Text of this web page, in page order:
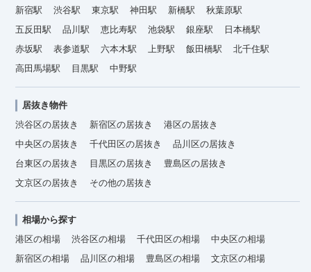
新宿駅
渋谷駅 東京駅 神田駅 新橋駅
秋葉原駅
五反田駅
品川駅 恵比寿駅 池袋駅 銀座駅
日本橋駅
赤坂駅
表参道駅 六本木駅 上野駅 飯田橋駅
北千住駅
高田馬場駅
目黒駅 中野駅
居抜き物件
渋谷区の居抜き
新宿区の居抜き
港区の居抜き
中央区の居抜き
千代田区の居抜き
品川区の居抜き
台東区の居抜き
目黒区の居抜き
豊島区の居抜き
文京区の居抜き
その他の居抜き
相場から探す
港区の相場
渋谷区の相場 千代田区の相場
中央区の相場
新宿区の相場
品川区の相場 豊島区の相場
文京区の相場